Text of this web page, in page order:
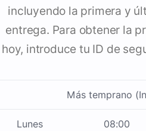
incluyendo la primera y
entrega. Para obtener la
hoy, introduce tu ID de
Más temprano
Lunes 08:00